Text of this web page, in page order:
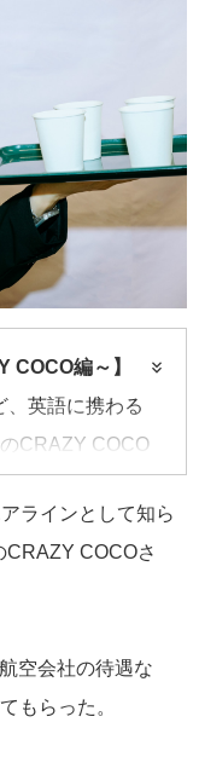
COCO編～】
、英語に携わる
CRAZY COCO
ラインとして知ら
COCOさ
空会社の待遇な
もらった。